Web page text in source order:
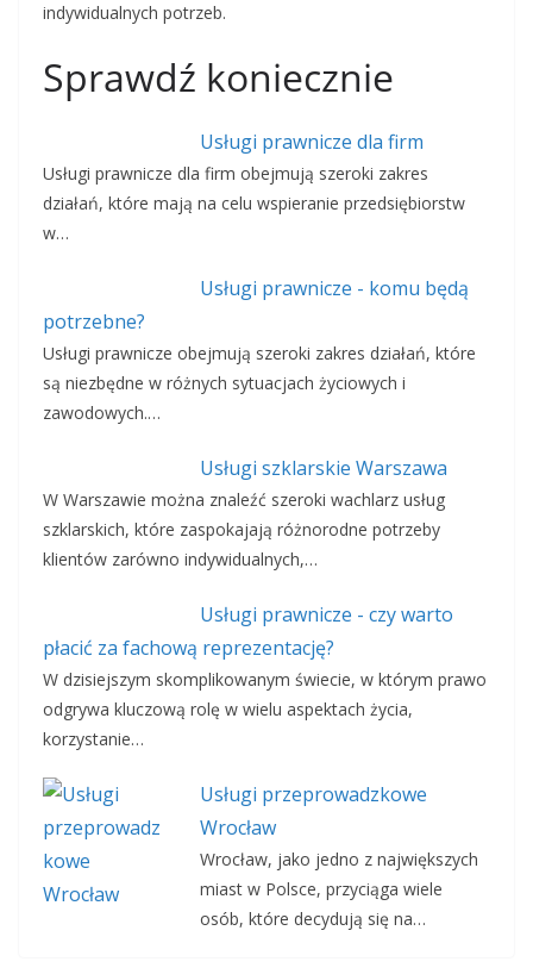
indywidualnych potrzeb.
Sprawdź koniecznie
Usługi prawnicze dla firm
Usługi prawnicze dla firm obejmują szeroki zakres
działań, które mają na celu wspieranie przedsiębiorstw
w…
Usługi prawnicze - komu będą
potrzebne?
Usługi prawnicze obejmują szeroki zakres działań, które
są niezbędne w różnych sytuacjach życiowych i
zawodowych.…
Usługi szklarskie Warszawa
W Warszawie można znaleźć szeroki wachlarz usług
szklarskich, które zaspokajają różnorodne potrzeby
klientów zarówno indywidualnych,…
Usługi prawnicze - czy warto
płacić za fachową reprezentację?
W dzisiejszym skomplikowanym świecie, w którym prawo
odgrywa kluczową rolę w wielu aspektach życia,
korzystanie…
Usługi przeprowadzkowe
Wrocław
Wrocław, jako jedno z największych
miast w Polsce, przyciąga wiele
osób, które decydują się na…